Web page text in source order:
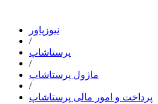
نیوزپاور
/
پرستاشاپ
/
ماژول پرستاشاپ
/
پرداخت و امور مالی پرستاشاپ